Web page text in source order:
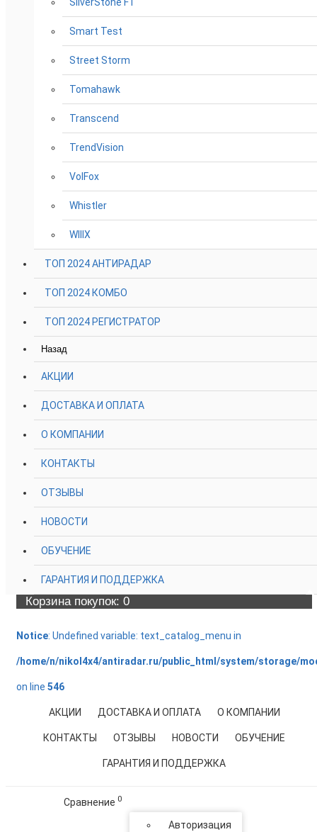
Smart Test
Street Storm
Tomahawk
Transcend
TrendVision
VolFox
Whistler
WIIIX
ТОП 2024 АНТИРАДАР
ТОП 2024 КОМБО
ТОП 2024 РЕГИСТРАТОР
Назад
АКЦИИ
ДОСТАВКА И ОПЛАТА
О КОМПАНИИ
КОНТАКТЫ
ОТЗЫВЫ
НОВОСТИ
ОБУЧЕНИЕ
ГАРАНТИЯ И ПОДДЕРЖКА
Корзинапокупок: 0
Notice: Undefined variable: text_catalog_menu in
/home/n/nikol4x4/antiradar.ru/public_html/system/storage/
on line 546
АКЦИИ ДОСТАВКА И ОПЛАТА О КОМПАНИИ
КОНТАКТЫ ОТЗЫВЫ НОВОСТИ ОБУЧЕНИЕ
ГАРАНТИЯ И ПОДДЕРЖКА
Сравнение 0
Авторизация